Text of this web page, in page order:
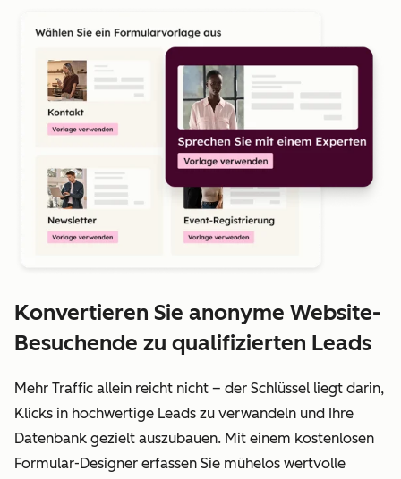
Konvertieren Sie anonyme Website-
Besuchende zu qualifizierten Leads
Mehr Traffic allein reicht nicht – der Schlüssel liegt darin,
Klicks in hochwertige Leads zu verwandeln und Ihre
Datenbank gezielt auszubauen. Mit einem kostenlosen
Formular-Designer erfassen Sie mühelos wertvolle